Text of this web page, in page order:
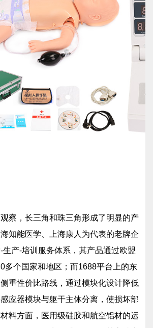
，长三角和珠三角形成了明显的产
知能医学、上海康人为代表的老牌企
生产-培训服务体系，其产品通过欧盟
多个国家和地区；而1688平台上的东
重性价比路线，通过模块化设计降低
应器模块与躯干主体分离，使损坏部
料方面，医用级硅胶和航空铝材的运